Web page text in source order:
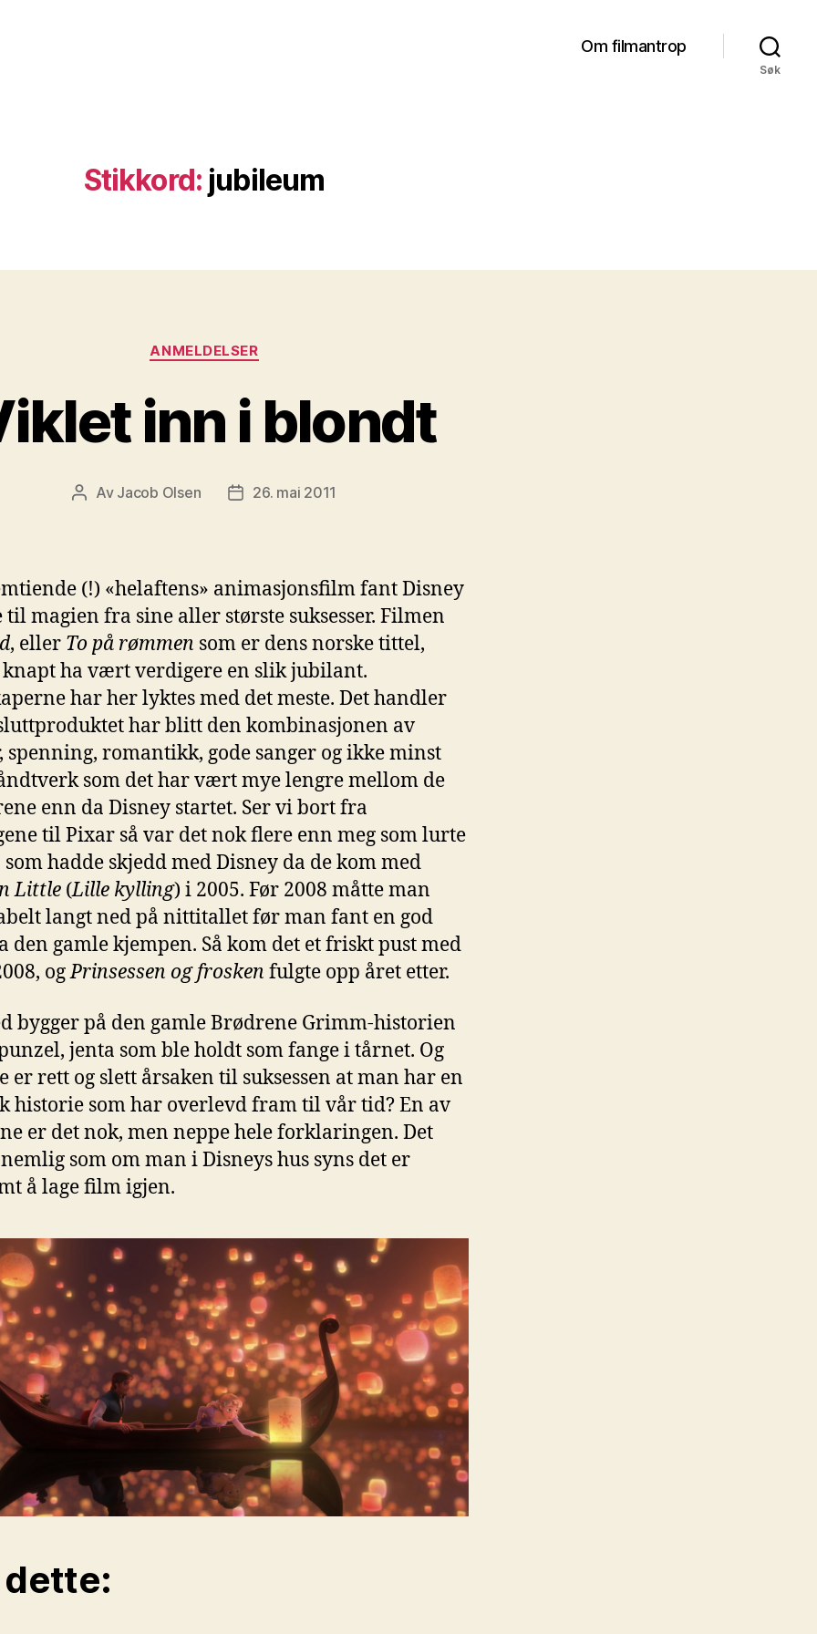
Om filmantrop
Søk
Stikkord: jubileum
Kategorier
ANMELDELSER
inn i blondt
Innleggsforfatter
Av Jacob Olsen Publiseringsdato
26. mai 2011
(!) «helaftens» animasjonsfilm fant Disney
magien fra sine aller største suksesser. Filmen
, eller To på rømmen som er dens norske tittel,
ha vært verdigere en slik jubilant.
har her lyktes med det meste. Det handler
har blitt den kombinasjonen av
spenning, romantikk, gode sanger og ikke minst
som det har vært mye lengre mellom de
enn da Disney startet. Ser vi bort fra
til Pixar så var det nok flere enn meg som lurte
hadde skjedd med Disney da de kom med
Little (Lille kylling) i 2005. Før 2008 måtte man
langt ned på nittitallet før man fant en god
den gamle kjempen. Så kom det et friskt pust med
ogPrinsessen og frosken fulgte opp året etter.
bygger på den gamle Brødrene Grimm-historien
jenta som ble holdt som fange i tårnet. Og
er rett og slett årsaken til suksessen at man har en
historie som har overlevd fram til vår tid? En av
er det nok, men neppe hele forklaringen. Det
som om man i Disneys hus syns det er
å lage film igjen.
dette: